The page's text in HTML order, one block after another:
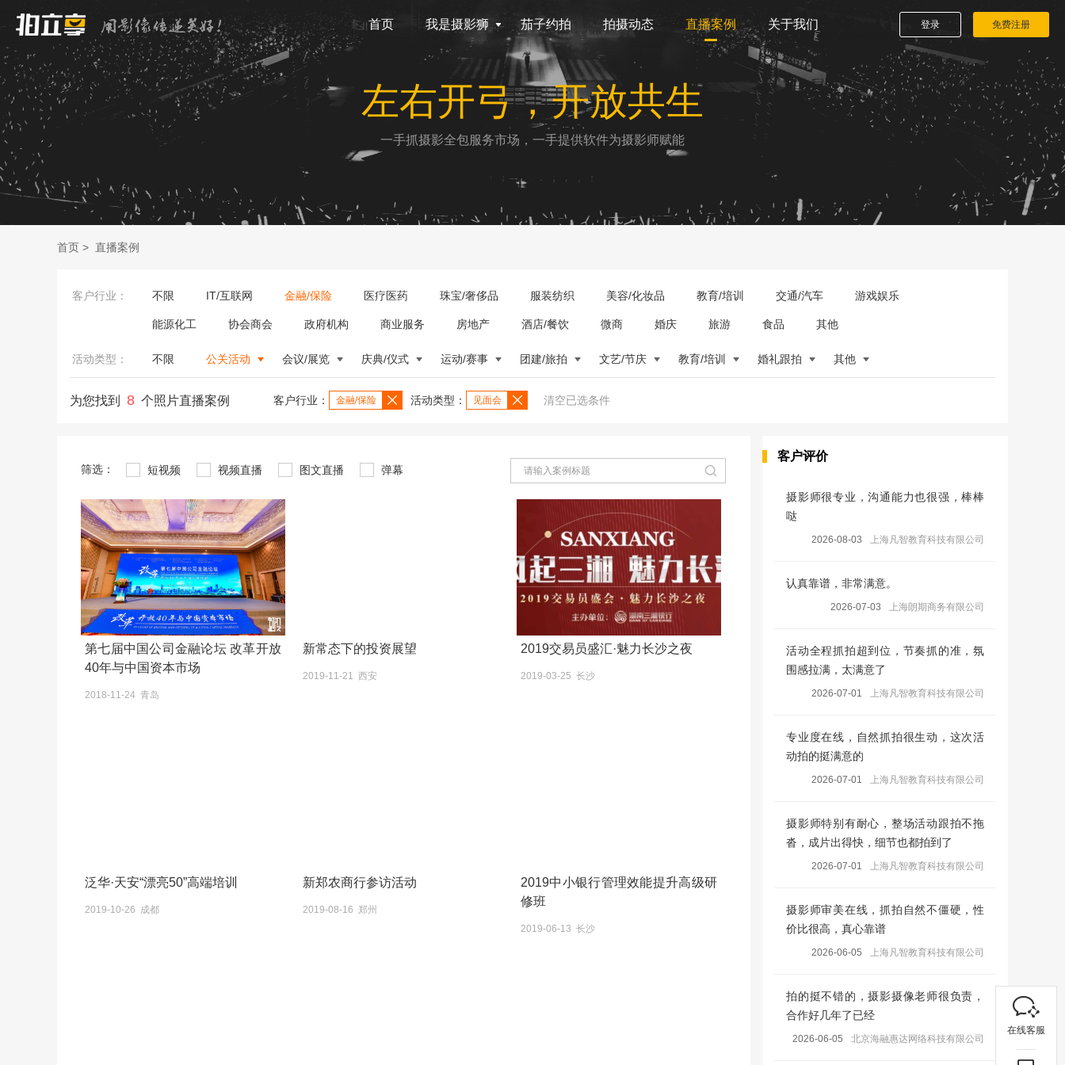
首页 我是摄影狮 茄子约拍 拍摄动态 直播案例 关于我们 登录 免费注册
左右开弓，开放共生
一手抓摄影全包服务市场，一手提供软件为摄影师赋能
首页 > 直播案例
客户行业： 不限 IT/互联网 金融/保险 医疗医药 珠宝/奢侈品 服装纺织 美容/化妆品 教育/培训 交通/汽车 游戏娱乐
能源化工 协会商会 政府机构 商业服务 房地产 酒店/餐饮 微商 婚庆 旅游 食品 其他
活动类型： 不限 公关活动 会议/展览 庆典/仪式 运动/赛事 团建/旅拍 文艺/节庆 教育/培训 婚礼跟拍 其他
为您找到 8 个照片直播案例 客户行业： 金融/保险 活动类型： 见面会 清空已选条件
筛选： 短视频 视频直播 图文直播 弹幕
第七届中国公司金融论坛 改革开放
40年与中国资本市场
2018-11-24 青岛
新常态下的投资展望
2019-11-21 西安
2019交易员盛汇·魅力长沙之夜
2019-03-25 长沙
泛华·天安“漂亮50”高端培训
2019-10-26 成都
新郑农商行参访活动
2019-08-16 郑州
2019中小银行管理效能提升高级研
修班
2019-06-13 长沙
客户评价
摄影师很专业，沟通能力也很强，棒棒
哒
2026-08-03 上海凡智教育科技有限公司
认真靠谱，非常满意。
2026-07-03 上海朗期商务有限公司
活动全程抓拍超到位，节奏抓的准，氛
围感拉满，太满意了
2026-07-01 上海凡智教育科技有限公司
专业度在线，自然抓拍很生动，这次活
动拍的挺满意的
2026-07-01 上海凡智教育科技有限公司
摄影师特别有耐心，整场活动跟拍不拖
沓，成片出得快，细节也都拍到了
2026-07-01 上海凡智教育科技有限公司
摄影师审美在线，抓拍自然不僵硬，性
价比很高，真心靠谱
2026-06-05 上海凡智教育科技有限公司
拍的挺不错的，摄影摄像老师很负责，
合作好几年了已经
2026-06-05 北京海融惠达网络科技有限公司
在线客服